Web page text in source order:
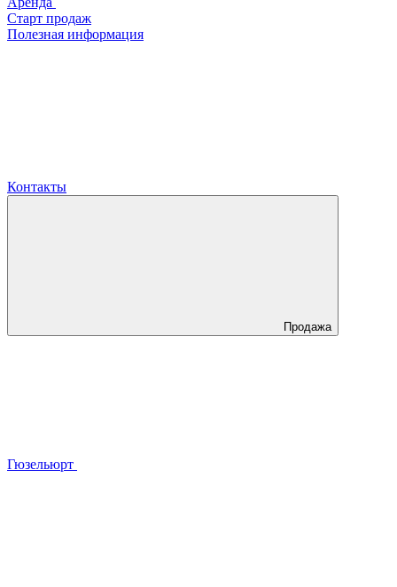
Старт продаж
Полезная информация
Контакты
Продажа
Гюзельюрт